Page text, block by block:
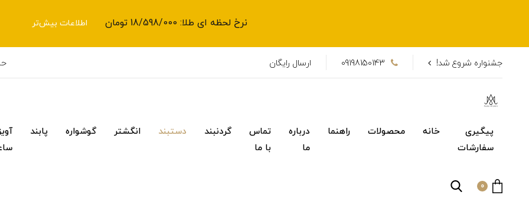
نرخ لحظه ای طلا: 18/598/000 تومان اطلاعات بیش‌تر
جشنواره شروع شد! 09198150143 ارسال رایگان
پیگیری
سفارشات
خانه محصولات راهنما
درباره
ما
تماس
با ما
گردنبند دستبند انگشتر گوشواره پابند
0